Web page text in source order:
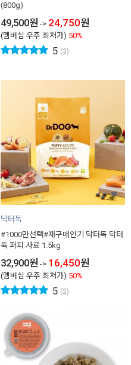
(800g)
49,500원 -> 24,750원
(멤버십 우주 최저가) 50%
5 (3)
닥터독
#1000만선택#재구매인기 닥터독 닥터
독 퍼피 사료 1.5kg
32,900원 -> 16,450원
(멤버십 우주 최저가) 50%
5 (2)